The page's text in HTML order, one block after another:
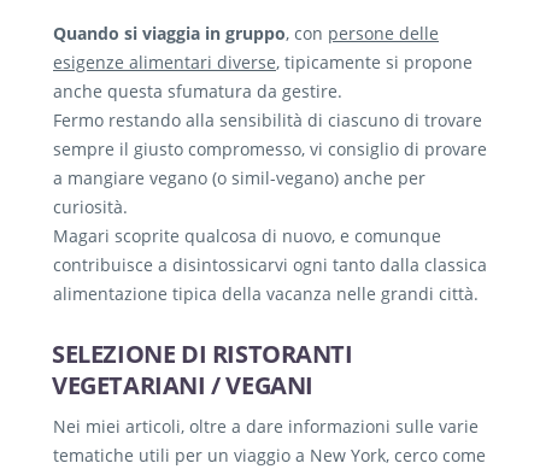
Quando si viaggia in gruppo, con persone delle
esigenze alimentari diverse, tipicamente si propone
anche questa sfumatura da gestire.
Fermo restando alla sensibilità di ciascuno di trovare
sempre il giusto compromesso, vi consiglio di provare
a mangiare vegano (o simil-vegano) anche per
curiosità.
Magari scoprite qualcosa di nuovo, e comunque
contribuisce a disintossicarvi ogni tanto dalla classica
alimentazione tipica della vacanza nelle grandi città.
SELEZIONE DI RISTORANTI
VEGETARIANI / VEGANI
Nei miei articoli, oltre a dare informazioni sulle varie
tematiche utili per un viaggio a New York, cerco come